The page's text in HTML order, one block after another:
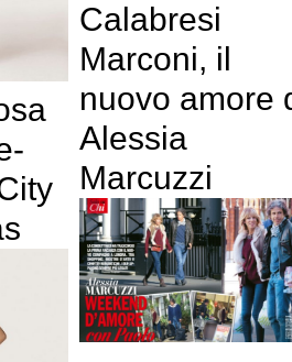
Calabresi
Marconi, il
nuovo amore
Alessia
Marcuzzi